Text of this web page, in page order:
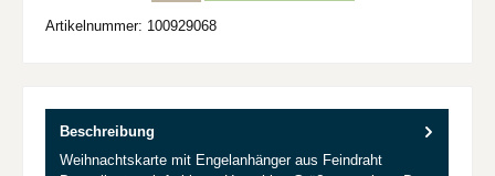
Artikelnummer: 100929068
Beschreibung
Weihnachtskarte mit Engelanhänger aus Feindraht